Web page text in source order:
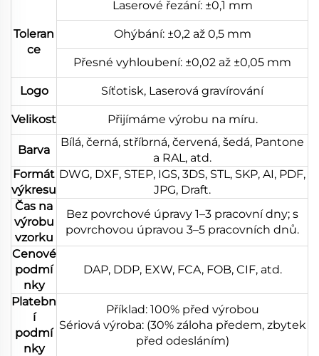
Toleran
ce
Laserové řezání: ±0,1 mm
Ohýbání: ±0,2 až 0,5 mm
Přesné vyhloubení: ±0,02 až ±0,05 mm
Logo Síťotisk, Laserová gravírování
Velikost Přijímáme výrobu na míru.
Barva
Bílá, černá, stříbrná, červená, šedá, Pantone
a RAL, atd.
Formát
výkresu
DWG, DXF, STEP, IGS, 3DS, STL, SKP, AI, PDF,
JPG, Draft.
Čas na
výrobu
vzorku
Bez povrchové úpravy 1–3 pracovní dny; s
povrchovou úpravou 3–5 pracovních dnů.
Cenové
podmí
nky
DAP, DDP, EXW, FCA, FOB, CIF, atd.
Platebn
í
podmí
nky
Příklad: 100% před výrobou
Sériová výroba: (30% záloha předem, zbytek
před odesláním)